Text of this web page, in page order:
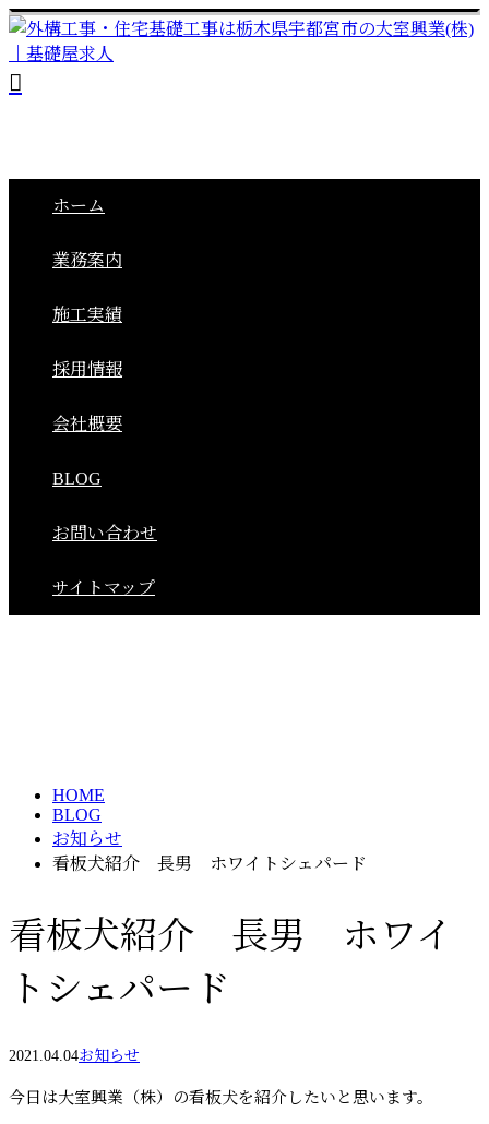
ホーム
業務案内
施工実績
採用情報
会社概要
BLOG
お問い合わせ
サイトマップ
HOME
BLOG
お知らせ
看板犬紹介 長男 ホワイトシェパード
看板犬紹介 長男 ホワイ
トシェパード
2021.04.04お知らせ
今日は大室興業（株）の看板犬を紹介したいと思います。